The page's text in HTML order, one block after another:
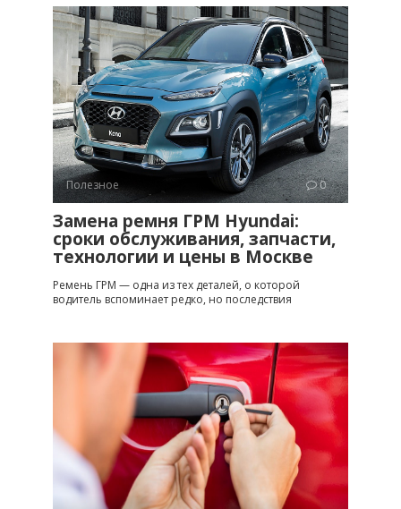
Полезное 0
Замена ремня ГРМ Hyundai:
сроки обслуживания, запчасти,
технологии и цены в Москве
Ремень ГРМ — одна из тех деталей, о которой
водитель вспоминает редко, но последствия